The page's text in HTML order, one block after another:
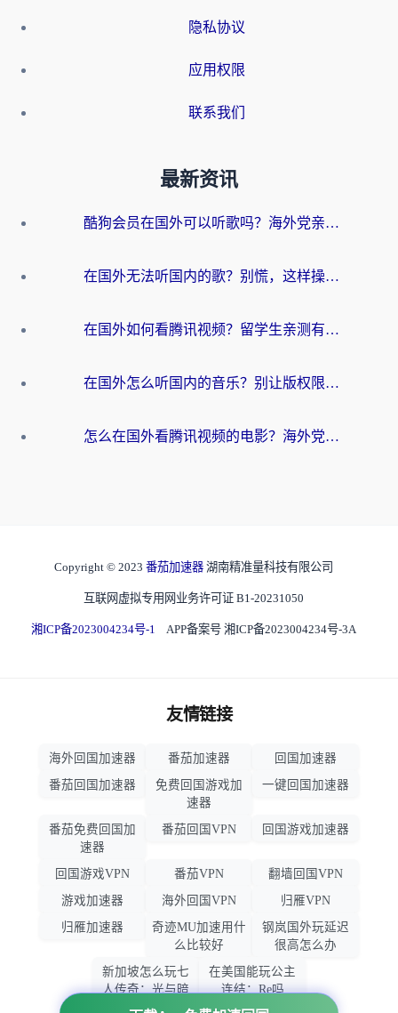
隐私协议
应用权限
联系我们
最新资讯
酷狗会员在国外可以听歌吗？海外党亲测有效：3步解决音乐权限难题
在国外无法听国内的歌？别慌，这样操作就能畅听QQ音乐（附亲测加速器推荐）
在国外如何看腾讯视频？留学生亲测有效的回国加速方案
在国外怎么听国内的音乐？别让版权限制断了你的华语歌单
怎么在国外看腾讯视频的电影？海外党亲测有效的回国加速指南
Copyright © 2023 番茄加速器 湖南精准量科技有限公司
互联网虚拟专用网业务许可证 B1-20231050
湘ICP备2023004234号-1 APP备案号 湘ICP备2023004234号-3A
友情链接
海外回国加速器 番茄加速器
回国加速器
番茄回国加速器
免费回国游戏加
速器
一键回国加速器
番茄免费回国加
速器
番茄回国VPN 回国游戏加速器
回国游戏VPN 番茄VPN
翻墙回国VPN
游戏加速器
海外回国VPN
归雁VPN
归雁加速器
奇迹MU加速用什
么比较好
钢岚国外玩延迟
很高怎么办
新加坡怎么玩七
人传奇：光与暗
之交战
在美国能玩公主
连结：Re吗